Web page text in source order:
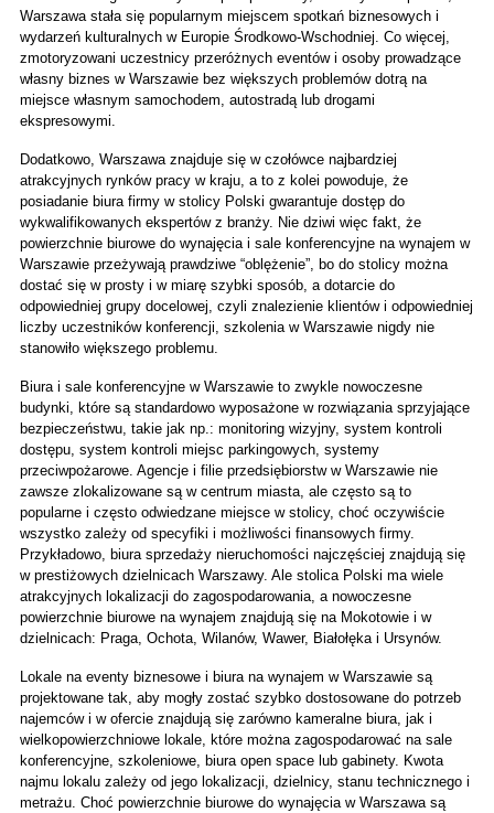
Warszawa stała się popularnym miejscem spotkań biznesowych i
wydarzeń kulturalnych w Europie Środkowo-Wschodniej. Co więcej,
zmotoryzowani uczestnicy przeróżnych eventów i osoby prowadzące
własny biznes w Warszawie bez większych problemów dotrą na
miejsce własnym samochodem, autostradą lub drogami
ekspresowymi.
Dodatkowo, Warszawa znajduje się w czołówce najbardziej
atrakcyjnych rynków pracy w kraju, a to z kolei powoduje, że
posiadanie biura firmy w stolicy Polski gwarantuje dostęp do
wykwalifikowanych ekspertów z branży. Nie dziwi więc fakt, że
powierzchnie biurowe do wynajęcia i sale konferencyjne na wynajem w
Warszawie przeżywają prawdziwe “oblężenie”, bo do stolicy można
dostać się w prosty i w miarę szybki sposób, a dotarcie do
odpowiedniej grupy docelowej, czyli znalezienie klientów i odpowiedniej
liczby uczestników konferencji, szkolenia w Warszawie nigdy nie
stanowiło większego problemu.
Biura i sale konferencyjne w Warszawie to zwykle nowoczesne
budynki, które są standardowo wyposażone w rozwiązania sprzyjające
bezpieczeństwu, takie jak np.: monitoring wizyjny, system kontroli
dostępu, system kontroli miejsc parkingowych, systemy
przeciwpożarowe. Agencje i filie przedsiębiorstw w Warszawie nie
zawsze zlokalizowane są w centrum miasta, ale często są to
popularne i często odwiedzane miejsce w stolicy, choć oczywiście
wszystko zależy od specyfiki i możliwości finansowych firmy.
Przykładowo, biura sprzedaży nieruchomości najczęściej znajdują się
w prestiżowych dzielnicach Warszawy. Ale stolica Polski ma wiele
atrakcyjnych lokalizacji do zagospodarowania, a nowoczesne
powierzchnie biurowe na wynajem znajdują się na Mokotowie i w
dzielnicach: Praga, Ochota, Wilanów, Wawer, Białołęka i Ursynów.
Lokale na eventy biznesowe i biura na wynajem w Warszawie są
projektowane tak, aby mogły zostać szybko dostosowane do potrzeb
najemców i w ofercie znajdują się zarówno kameralne biura, jak i
wielkopowierzchniowe lokale, które można zagospodarować na sale
konferencyjne, szkoleniowe, biura open space lub gabinety. Kwota
najmu lokalu zależy od jego lokalizacji, dzielnicy, stanu technicznego i
metrażu. Choć powierzchnie biurowe do wynajęcia w Warszawa są